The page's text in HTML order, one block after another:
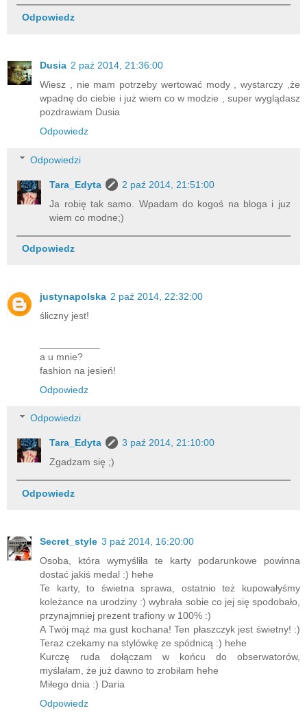
Odpowiedz
Dusia 2 paź 2014, 21:36:00
Wiesz , nie mam potrzeby wertować mody , wystarczy ,że
wpadnę do ciebie i już wiem co w modzie , super wyglądasz
pozdrawiam Dusia
Odpowiedz
Odpowiedzi
Tara_Edyta
2 paź 2014, 21:51:00
Ja robię tak samo. Wpadam do kogoś na bloga i juz
wiem co modne;)
Odpowiedz
justynapolska 2 paź 2014, 22:32:00
śliczny jest!
a u mnie?
fashion na jesień!
Odpowiedz
Odpowiedzi
Tara_Edyta
3 paź 2014, 21:10:00
Zgadzam się ;)
Odpowiedz
Secret_style 3 paź 2014, 16:20:00
Osoba, która wymyśliła te karty podarunkowe powinna
dostać jakiś medal :) hehe
Te karty, to świetna sprawa, ostatnio też kupowałyśmy
koleżance na urodziny :) wybrała sobie co jej się spodobało,
przynajmniej prezent trafiony w 100% :)
A Twój mąż ma gust kochana! Ten płaszczyk jest świetny! :)
Teraz czekamy na stylówkę ze spódnicą :) hehe
Kurczę ruda dołączam w końcu do obserwatorów,
myślałam, że już dawno to zrobiłam hehe
Miłego dnia :) Daria
Odpowiedz